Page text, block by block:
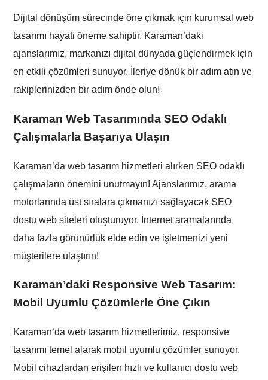
Dijital dönüşüm sürecinde öne çıkmak için kurumsal web
tasarımı hayati öneme sahiptir. Karaman’daki
ajanslarımız, markanızı dijital dünyada güçlendirmek için
en etkili çözümleri sunuyor. İleriye dönük bir adım atın ve
rakiplerinizden bir adım önde olun!
Karaman Web Tasarımında SEO Odaklı
Çalışmalarla Başarıya Ulaşın
Karaman’da web tasarım hizmetleri alırken SEO odaklı
çalışmaların önemini unutmayın! Ajanslarımız, arama
motorlarında üst sıralara çıkmanızı sağlayacak SEO
dostu web siteleri oluşturuyor. İnternet aramalarında
daha fazla görünürlük elde edin ve işletmenizi yeni
müşterilere ulaştırın!
Karaman’daki Responsive Web Tasarım:
Mobil Uyumlu Çözümlerle Öne Çıkın
Karaman’da web tasarım hizmetlerimiz, responsive
tasarımı temel alarak mobil uyumlu çözümler sunuyor.
Mobil cihazlardan erişilen hızlı ve kullanıcı dostu web